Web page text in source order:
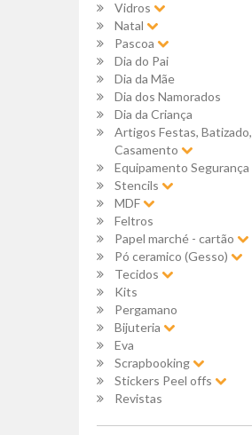
Vidros
Natal
Pascoa
Dia do Pai
Dia da Mãe
Dia dos Namorados
Dia da Criança
Artigos Festas, Batizado,
Casamento
Equipamento Segurança
Stencils
MDF
Feltros
Papel marché - cartão
Pó ceramico (Gesso)
Tecidos
Kits
Pergamano
Bijuteria
Eva
Scrapbooking
Stickers Peel offs
Revistas